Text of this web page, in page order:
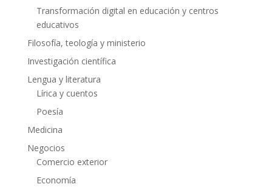
Transformación digital en educación y centros
educativos
Filosofía, teología y ministerio
Investigación científica
Lengua y literatura
Lírica y cuentos
Poesía
Medicina
Negocios
Comercio exterior
Economía